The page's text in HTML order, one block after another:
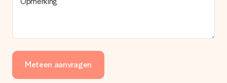
Meteen aanvragen